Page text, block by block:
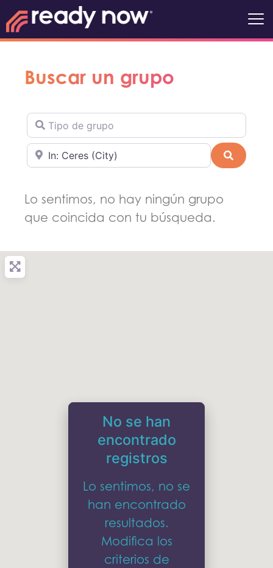
Buscar un grupo
Tipo de grupo
Cerca de Buscar
Lo sentimos, no hay ningún grupo
que coincida con tu búsqueda.
No se han
encontrado
registros
Lo sentimos, no se
han encontrado
resultados.
Modifica los
criterios de